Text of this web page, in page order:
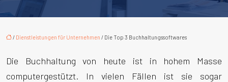
/ Dienstleistungen für Unternehmen / Die Top 3 Buchhaltungssoftwares
Die Buchhaltung von heute ist in hohem Masse
computergestützt. In vielen Fällen ist sie sogar